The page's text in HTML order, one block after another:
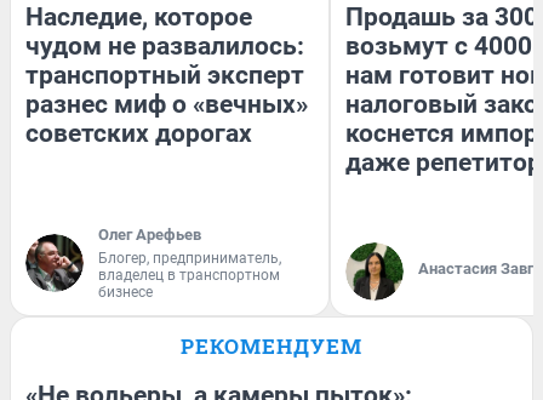
Наследие, которое
чудом не развалилось:
транспортный эксперт
разнес миф о «вечных»
советских дорогах
Олег Арефьев
Блогер, предприниматель,
владелец в транспортном
бизнесе
Продашь за
возьмут с
нам готовит
налоговый
коснется
даже
Анастасия
РЕКОМЕНДУЕМ